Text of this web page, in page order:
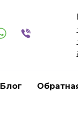
Блог